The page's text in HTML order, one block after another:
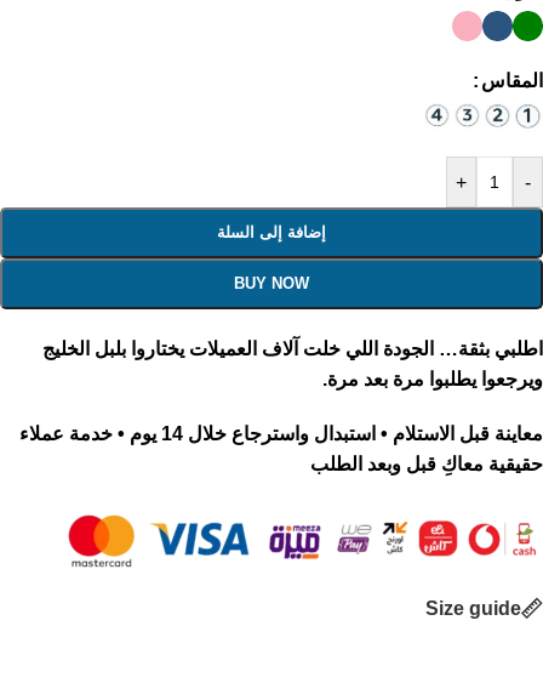
المقاس
-
+
إضافة إلى السلة
BUY NOW
اطلبي بثقة… الجودة اللي خلت آلاف العميلات يختاروا بلبل الخليج
ويرجعوا يطلبوا مرة بعد مرة.
معاينة قبل الاستلام • استبدال واسترجاع خلال 14 يوم • خدمة عملاء
حقيقية معاكِ قبل وبعد الطلب
Size guide